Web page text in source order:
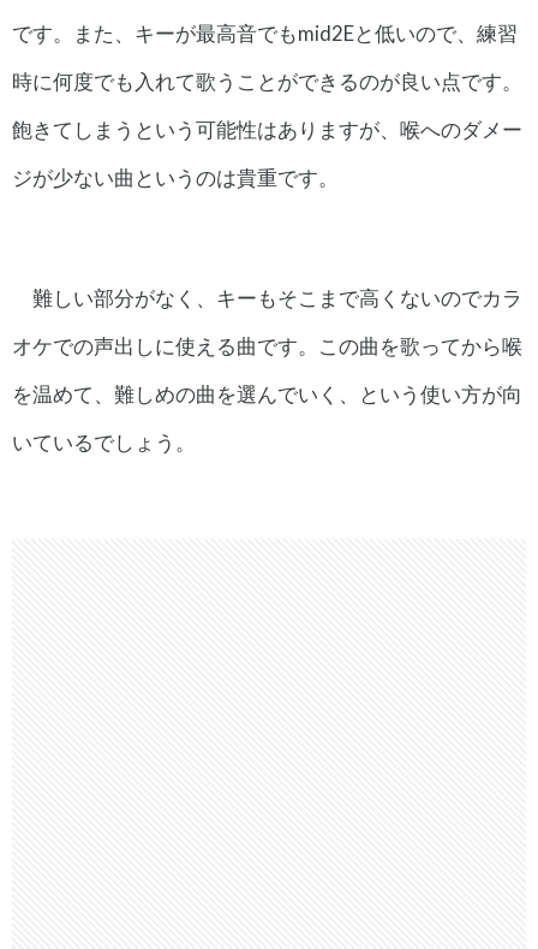
です。また、キーが最高音でもmid2Eと低いので、練習
時に何度でも入れて歌うことができるのが良い点です。
飽きてしまうという可能性はありますが、喉へのダメー
ジが少ない曲というのは貴重です。
難しい部分がなく、キーもそこまで高くないのでカラ
オケでの声出しに使える曲です。この曲を歌ってから喉
を温めて、難しめの曲を選んでいく、という使い方が向
いているでしょう。